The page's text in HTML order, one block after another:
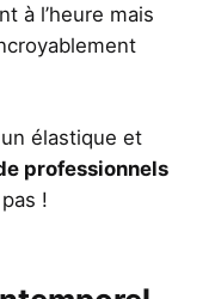
à l’heure mais
élastique et
professionnels
!